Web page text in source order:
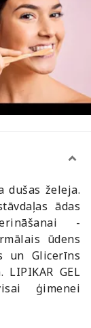
dušas želeja.
ādas
-
ūdens
un Glicerīns
GEL
ģimenei